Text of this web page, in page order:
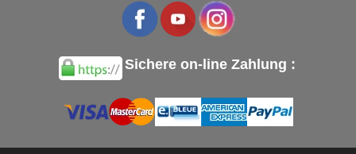
Sichere on-line Zahlung :